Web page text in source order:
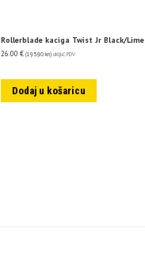
Rollerblade kaciga Twist Jr Black/Lime
26.00 € (195.90 kn) uključ. PDV
Dodaj u košaricu